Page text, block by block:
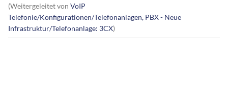
(Weitergeleitet von VoIP
Telefonie/Konfigurationen/Telefonanlagen, PBX - Neue
Infrastruktur/Telefonanlage: 3CX)